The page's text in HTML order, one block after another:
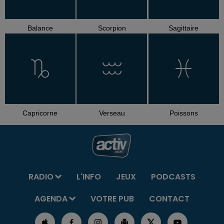
Balance Scorpion Sagittaire
Capricorne Verseau Poissons
RADIO L'INFO JEUX
PODCASTS
AGENDA
VOTRE PUB CONTACT